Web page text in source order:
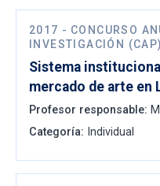
2017 - CONCURSO
INVESTIGACIÓN (CAP)
Sistema
mercado de arte en
Profesor responsable:
Categoría: Individual